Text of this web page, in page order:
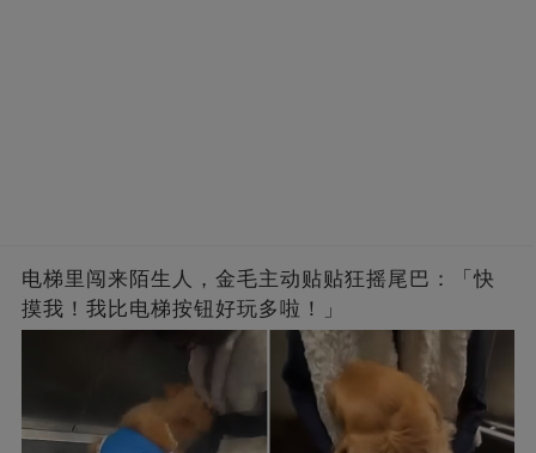
电梯里闯来陌生人，金毛主动贴贴狂摇尾巴：「快
摸我！我比电梯按钮好玩多啦！」